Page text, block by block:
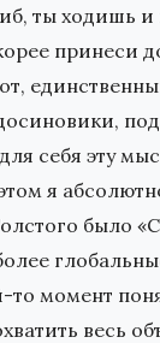
ты ходишь
принеси
себя эту
я
было
момент
весь